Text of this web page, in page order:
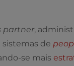
partner,
sistemas de
se mais